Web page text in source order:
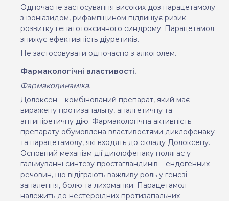
Одночасне застосування високих доз парацетамолу
з ізоніазидом, рифампіцином підвищує ризик
розвитку гепатотоксичного синдрому. Парацетамол
знижує ефективність діуретиків.
Не застосовувати одночасно з алкоголем.
Фармакологічні властивості.
Фармакодинаміка.
Долоксен – комбінований препарат, який має
виражену протизапальну, аналгетичну та
антипіретичну дію. Фармакологічна активність
препарату обумовлена властивостями диклофенаку
та парацетамолу, які входять до складу Долоксену.
Основний механізм дії диклофенаку полягає у
гальмуванні синтезу простагландинів – ендогенних
речовин, що відіграють важливу роль у генезі
запалення, болю та лихоманки. Парацетамол
належить до нестероїдних протизапальних